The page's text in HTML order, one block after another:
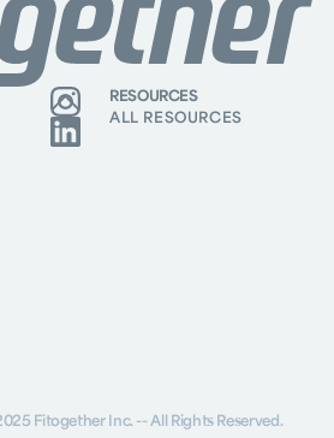
RESOURCES
ALL RESOURCES
Fitogether Inc. -- All Rights Reserved.